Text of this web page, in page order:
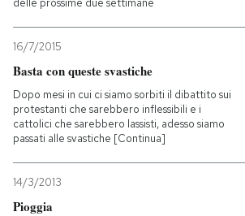
delle prossime due settimane
16/7/2015
Basta con queste svastiche
Dopo mesi in cui ci siamo sorbiti il dibattito sui
protestanti che sarebbero inflessibili e i
cattolici che sarebbero lassisti, adesso siamo
passati alle svastiche [Continua]
14/3/2013
Pioggia